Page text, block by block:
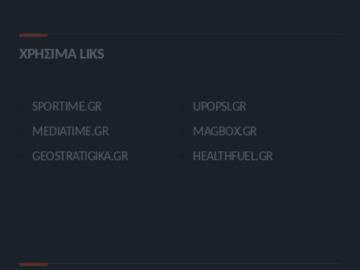
ΧΡΗΣΙΜΑ LIKS
SPORTIME.GR
MEDIATIME.GR
GEOSTRATIGIKA.GR
UPOPSI.GR
MAGBOX.GR
HEALTHFUEL.GR